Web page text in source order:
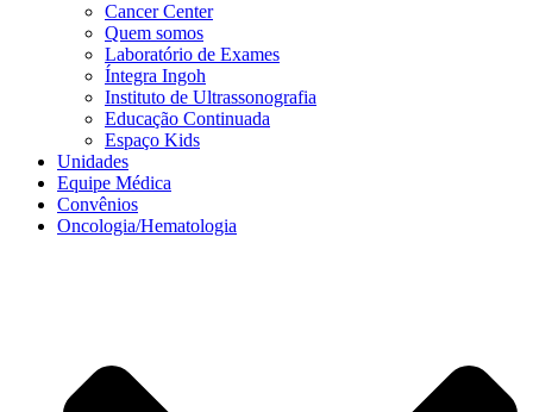
Cancer Center
Quem somos
Laboratório de Exames
Íntegra Ingoh
Instituto de Ultrassonografia
Educação Continuada
Espaço Kids
Unidades
Equipe Médica
Convênios
Oncologia/Hematologia